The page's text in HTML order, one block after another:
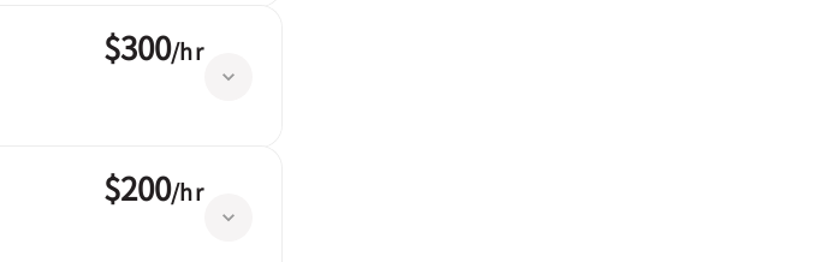
$300/hr
$200/hr